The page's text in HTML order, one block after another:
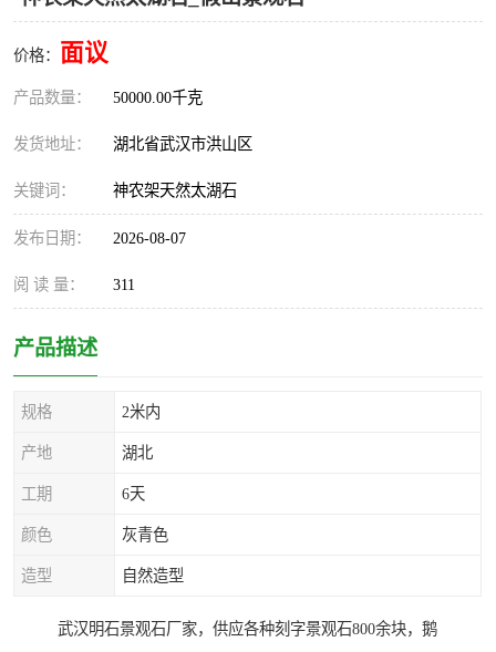
价格： 面议
产品数量： 50000.00千克
发货地址： 湖北省武汉市洪山区
关键词： 神农架天然太湖石
发布日期： 2026-08-07
阅 读 量： 311
产品描述
规格 2米内
产地 湖北
工期 6天
颜色 灰青色
造型 自然造型
武汉明石景观石厂家，供应各种刻字景观石800余块，鹅